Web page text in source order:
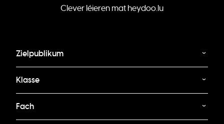
Clever léieren mat heydoo.lu
Zielpublikum
Klasse
Fach